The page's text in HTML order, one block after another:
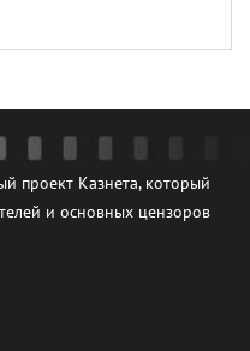
проект Казнета, который
и основных цензоров